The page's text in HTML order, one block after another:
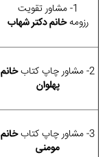
1- مشاور تقویت
رزومهخانم دکتر شهاب
2- مشاور چاپ کتاب
خانم
پهلوان
3- مشاور چاپ کتاب
خانم
مومنی